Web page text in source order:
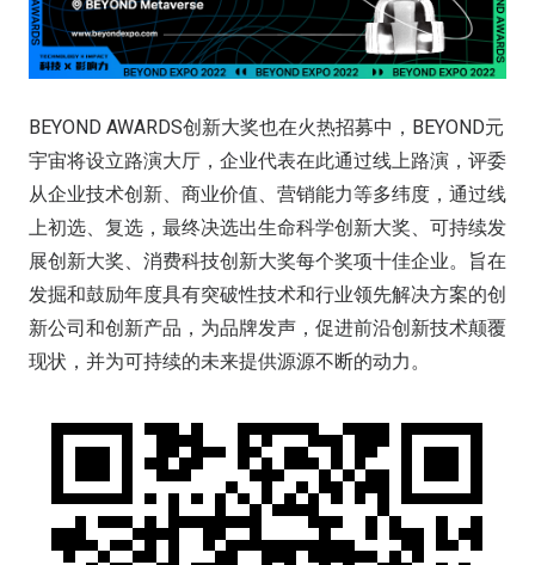
BEYOND AWARDS创新大奖也在火热招募中，BEYOND元
宇宙将设立路演大厅，企业代表在此通过线上路演，评委
从企业技术创新、商业价值、营销能力等多纬度，通过线
上初选、复选，最终决选出生命科学创新大奖、可持续发
展创新大奖、消费科技创新大奖每个奖项十佳企业。旨在
发掘和鼓励年度具有突破性技术和行业领先解决方案的创
新公司和创新产品，为品牌发声，促进前沿创新技术颠覆
现状，并为可持续的未来提供源源不断的动力。